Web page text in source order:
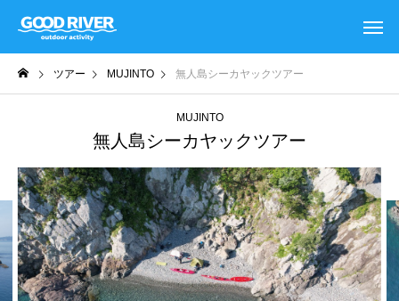
ツアー MUJINTO 無人島シーカヤックツアー
MUJINTO
無人島シーカヤックツアー